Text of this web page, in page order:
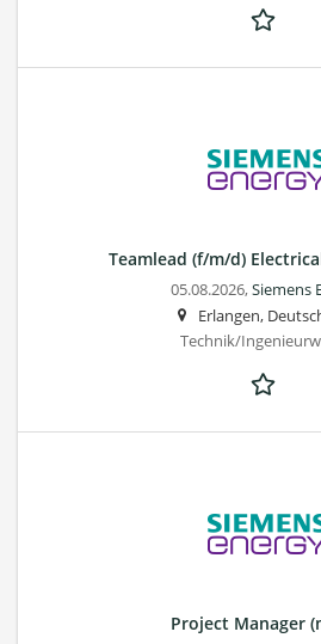
Teamlead (f/m/d)
05.08.2026,Siemens
Erlangen,
Technik/
Project Manager